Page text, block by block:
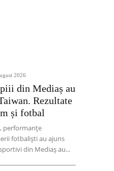
2026
din Mediaș au
Rezultate
și fotbal
performanțe
fotbaliști au ajuns
din Mediaș au...